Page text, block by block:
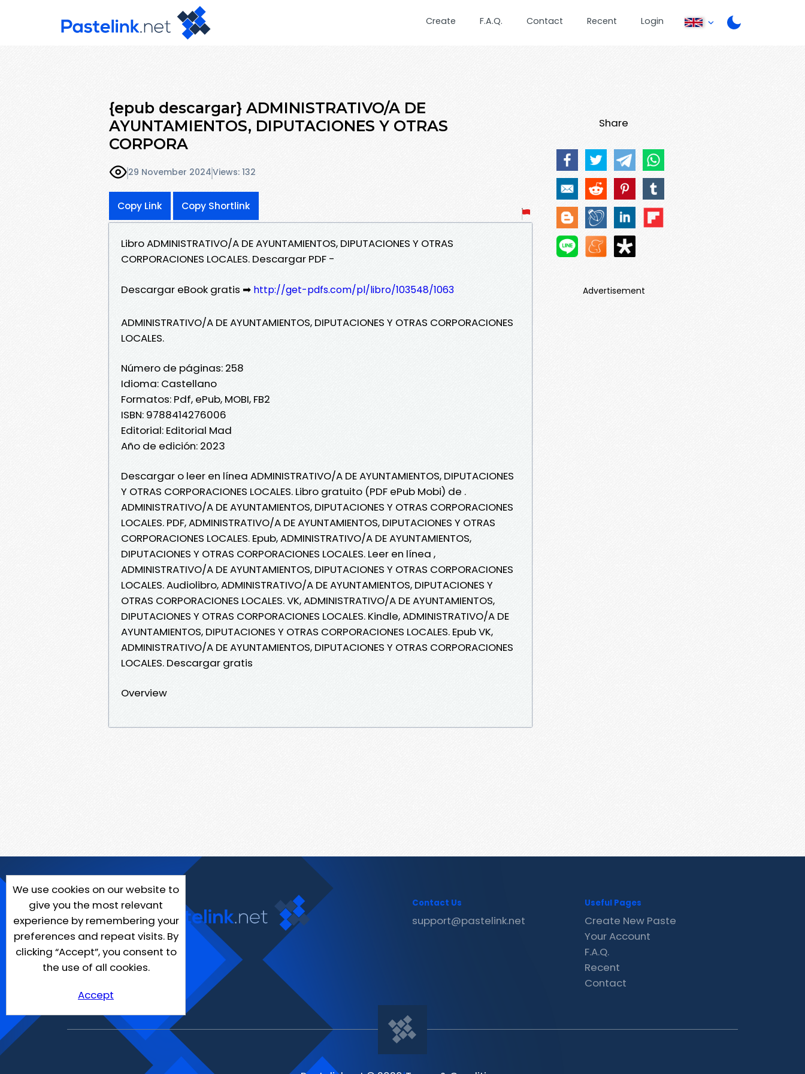
Create F.A.Q. Contact Recent Login
{epub descargar} ADMINISTRATIVO/A DE
AYUNTAMIENTOS, DIPUTACIONES Y OTRAS
CORPORA
29 November 2024Views: 132
Copy Link Copy Shortlink
Libro ADMINISTRATIVO/A DE AYUNTAMIENTOS, DIPUTACIONES Y OTRAS
CORPORACIONES LOCALES. Descargar PDF -
Descargar eBook gratis ➡ http://get-pdfs.com/pl/libro/103548/1063
ADMINISTRATIVO/A DE AYUNTAMIENTOS, DIPUTACIONES Y OTRAS CORPORACIONES
LOCALES.
Número de páginas: 258
Idioma: Castellano
Formatos: Pdf, ePub, MOBI, FB2
ISBN: 9788414276006
Editorial: Editorial Mad
Año de edición: 2023
Descargar o leer en línea ADMINISTRATIVO/A DE AYUNTAMIENTOS, DIPUTACIONES
Y OTRAS CORPORACIONES LOCALES. Libro gratuito (PDF ePub Mobi) de .
ADMINISTRATIVO/A DE AYUNTAMIENTOS, DIPUTACIONES Y OTRAS CORPORACIONES
LOCALES. PDF, ADMINISTRATIVO/A DE AYUNTAMIENTOS, DIPUTACIONES Y OTRAS
CORPORACIONES LOCALES. Epub, ADMINISTRATIVO/A DE AYUNTAMIENTOS,
DIPUTACIONES Y OTRAS CORPORACIONES LOCALES. Leer en línea ,
ADMINISTRATIVO/A DE AYUNTAMIENTOS, DIPUTACIONES Y OTRAS CORPORACIONES
LOCALES. Audiolibro, ADMINISTRATIVO/A DE AYUNTAMIENTOS, DIPUTACIONES Y
OTRAS CORPORACIONES LOCALES. VK, ADMINISTRATIVO/A DE AYUNTAMIENTOS,
DIPUTACIONES Y OTRAS CORPORACIONES LOCALES. Kindle, ADMINISTRATIVO/A DE
AYUNTAMIENTOS, DIPUTACIONES Y OTRAS CORPORACIONES LOCALES. Epub VK,
ADMINISTRATIVO/A DE AYUNTAMIENTOS, DIPUTACIONES Y OTRAS CORPORACIONES
LOCALES. Descargar gratis
Overview
Share
Advertisement
We use cookies on our website to
give you the most relevant
experience by remembering your
preferences and repeat visits. By
clicking “Accept”, you consent to
the use of all cookies.
Accept
Contact Us
support@pastelink.net
Useful Pages
Create New Paste
Your Account
F.A.Q.
Recent
Contact